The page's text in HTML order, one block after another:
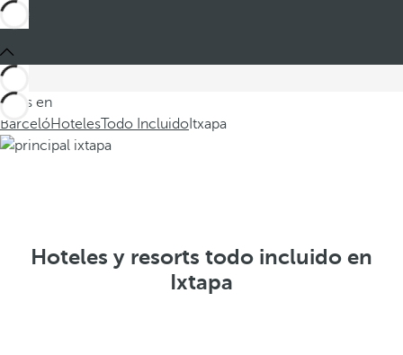
Estás en
BarcelóHotelesTodo Incluido Itxapa
Hoteles y resorts todo incluido en
Ixtapa